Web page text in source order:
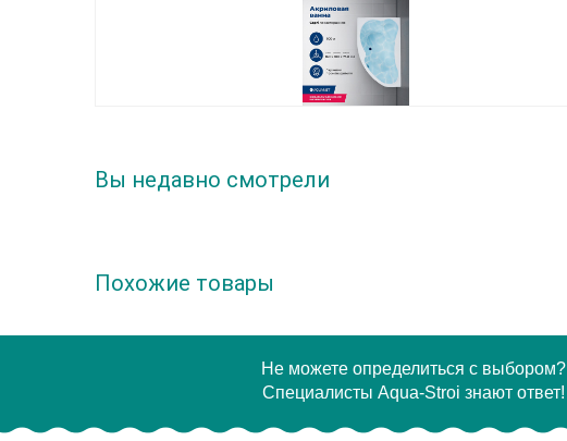
Вы недавно смотрели
Похожие товары
Не можете определиться с выбором?
Специалисты Aqua-Stroi знают ответ!